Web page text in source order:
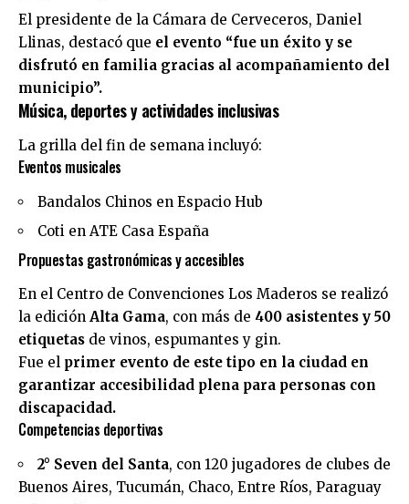
El presidente de la Cámara de Cerveceros, Daniel
Llinas, destacó que el evento “fue un éxito y se
disfrutó en familia gracias al acompañamiento del
municipio”.
Música, deportes y actividades inclusivas
La grilla del fin de semana incluyó:
Eventos musicales
Bandalos Chinos en Espacio Hub
Coti en ATE Casa España
Propuestas gastronómicas y accesibles
En el Centro de Convenciones Los Maderos se realizó
la edición Alta Gama, con más de 400 asistentes y 50
etiquetas de vinos, espumantes y gin.
Fue el primer evento de este tipo en la ciudad en
garantizar accesibilidad plena para personas con
discapacidad.
Competencias deportivas
2° Seven del Santa, con 120 jugadores de clubes de
Buenos Aires, Tucumán, Chaco, Entre Ríos, Paraguay